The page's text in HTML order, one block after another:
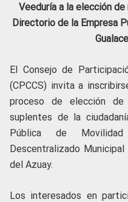
Veeduría a la elección
Directorio de la Empresa
El Consejo de
(CPCCS) invita a
proceso de elección de
suplentes de la
Pública de
Descentralizado
del Azuay.
Los interesados en